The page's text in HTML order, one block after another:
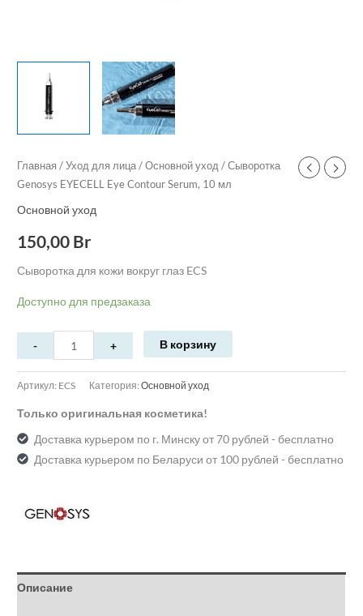
Главная /Уход для лица /Основной уход / Сыворотка
Genosys EYECELL Eye Contour Serum, 10 мл
Основной уход
150,00 Br
Сыворотка для кожи вокруг глаз ECS
Доступно для предзаказа
В корзину
Артикул: ECS Категория:Основной уход
Только оригинальная косметика!
Доставка курьером по г. Минску от 70 рублей - бесплатно
Доставка курьером по Беларуси от 100 рублей - бесплатно
Описание